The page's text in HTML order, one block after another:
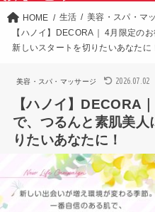
HOME 生活
美容・スパ・マ
【ハノイ】DECORA｜ 4月限定の
新しいスタートを切りたいあなたに
美容・スパ・マッサージ 2026.07.02
【ハノイ】DECORA
で、つるんと素肌美人
りたいあなたに！